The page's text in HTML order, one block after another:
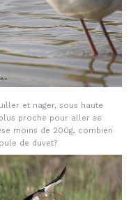
et nager, sous haute
proche pour aller se
moins de 200g, combien
de duvet?